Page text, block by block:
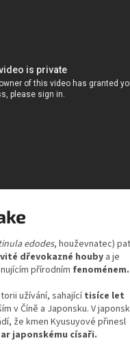
edodes, houževnatec)
dřevokazné houby a je
přírodním fenoménem.
užívání, sahající tisíce let
v Číně a Japonsku. V
že kmen Kyusuyové přinesl
japonskému císaři.